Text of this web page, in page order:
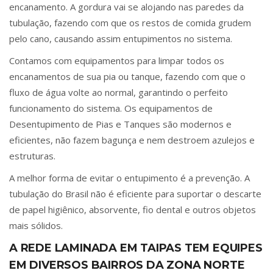
encanamento. A gordura vai se alojando nas paredes da
tubulação, fazendo com que os restos de comida grudem
pelo cano, causando assim entupimentos no sistema.
Contamos com equipamentos para limpar todos os
encanamentos de sua pia ou tanque, fazendo com que o
fluxo de água volte ao normal, garantindo o perfeito
funcionamento do sistema. Os equipamentos de
Desentupimento de Pias e Tanques são modernos e
eficientes, não fazem bagunça e nem destroem azulejos e
estruturas.
A melhor forma de evitar o entupimento é a prevenção. A
tubulação do Brasil não é eficiente para suportar o descarte
de papel higiênico, absorvente, fio dental e outros objetos
mais sólidos.
A REDE LAMINADA EM TAIPAS TEM EQUIPES
EM DIVERSOS BAIRROS DA ZONA NORTE